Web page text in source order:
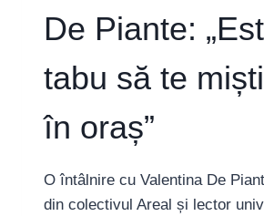
De Piante:
tabu să te
în oraș”
O întâlnire cu Valentina De
din colectivul Areal și lector